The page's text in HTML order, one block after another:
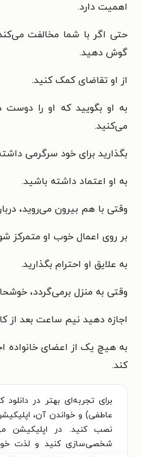
اهمیت دارد.
حتی اگر با شما مخالفت
گوش دهید.
از او تقاضای کمک کنید.
به او بگویید که او را دوست
می‌کنید.
بگذارید برای خود سرگرمی
به او اعتماد داشته باشید.
وقتی با هم بیرون می‌روید،
بر روی اعمال خوب او متمرکز
به علایق او احترام بگذارید.
وقتی به منزل برمی‌گردد،
اجازه دهید نیم ساعت بعد از
به هیچ یک از اعضای خانواده
کند.
برای تجربه‌ای بهتر در
عاطفی) و خواندن آن،
نصب کنید. در اپلیکیشن
شخصی‌سازی کنید و لذت